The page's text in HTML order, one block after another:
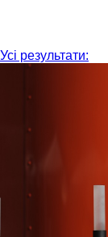
Усі результати: